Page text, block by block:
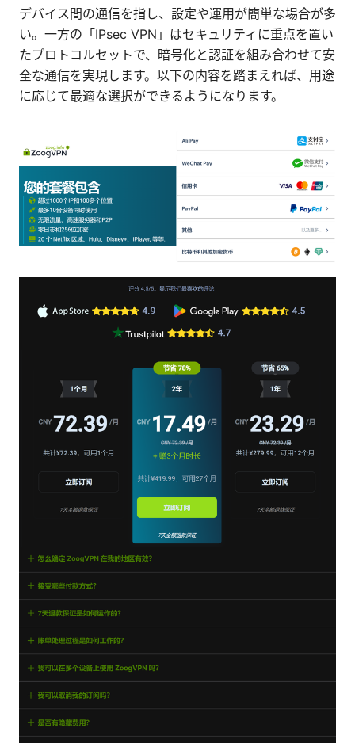
デバイス間の通信を指し、設定や運用が簡単な場合が多
い。一方の「IPsec VPN」はセキュリティに重点を置い
たプロトコルセットで、暗号化と認証を組み合わせて安
全な通信を実現します。以下の内容を踏まえれば、用途
に応じて最適な選択ができるようになります。